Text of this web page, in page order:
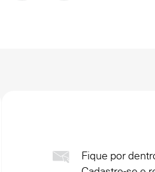
Fique por